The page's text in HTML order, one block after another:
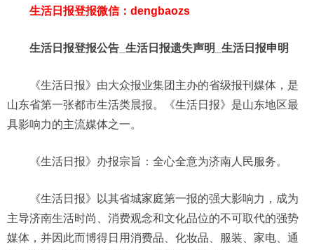
生活日报登报微信：dengbaozs
生活日报登报公告_生活日报遗失声明_生活日报申明
《生活日报》由大众报业集团主办的省级报刊媒体，是
山东省第一张都市生活类晨报。《生活日报》是山东地区最
具影响力的主流媒体之一。
《生活日报》办报宗旨：全心全意为济南人民服务。
《生活日报》以其省城家庭第一报的强大影响力，成为
主导济南生活时尚、消费观念和文化品位的不可取代的强势
媒体，并因此而博得日用消费品、化妆品、服装、家电、通